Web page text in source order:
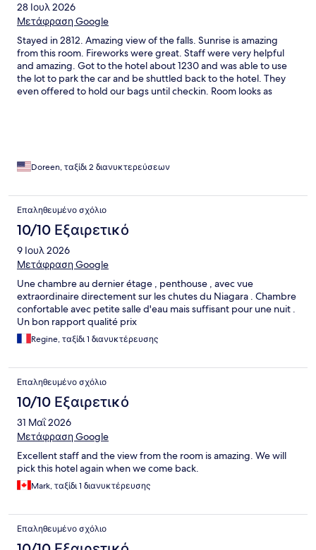
28 Ιουλ 2026
Μετάφραση Google
Stayed in 2812. Amazing view of the falls. Sunrise is amazing
from this room. Fireworks were great. Staff were very helpful
and amazing. Got to the hotel about 1230 and was able to use
the lot to park the car and be shuttled back to the hotel. They
even offered to hold our bags until checkin. Room looks as
Doreen, ταξίδι 2 διανυκτερεύσεων
Επαληθευμένο σχόλιο
10/10 Εξαιρετικό
9 Ιουλ 2026
Μετάφραση Google
Une chambre au dernier étage , penthouse , avec vue
extraordinaire directement sur les chutes du Niagara . Chambre
confortable avec petite salle d'eau mais suffisant pour une nuit .
Un bon rapport qualité prix
Regine, ταξίδι 1 διανυκτέρευσης
Επαληθευμένο σχόλιο
10/10 Εξαιρετικό
31 Μαΐ 2026
Μετάφραση Google
Excellent staff and the view from the room is amazing. We will
pick this hotel again when we come back.
Mark, ταξίδι 1 διανυκτέρευσης
Επαληθευμένο σχόλιο